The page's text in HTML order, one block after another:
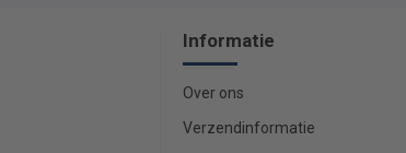
Informatie
Over ons
Verzendinformatie